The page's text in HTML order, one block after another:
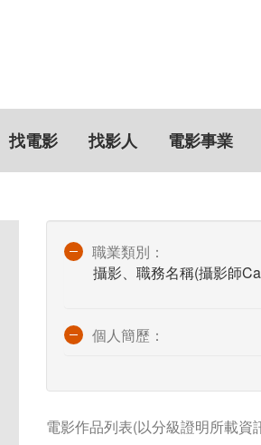
找電影 找影人 電影事業
職業類別：
攝影、職務名稱(攝影師
個人簡歷：
電影作品列表(以分級證明所載資